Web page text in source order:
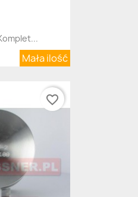
Mała ilość
favorite_border